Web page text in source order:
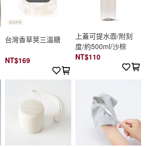
台灣香草莢三溫糖
NT$169
上蓋可提水壺/附刻
度/約500ml/沙棕
NT$110